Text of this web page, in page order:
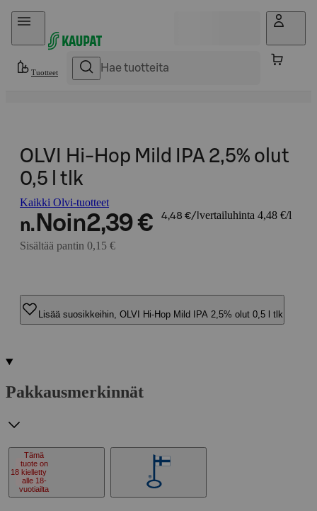
Hyppää sisältöön
Tuotteet
OLVI Hi-Hop Mild IPA 2,5% olut
0,5 l tlk
Kaikki Olvi-tuotteet
n. Noin2,39 € 4,48 €/l vertailuhinta 4,48 €/l
Sisältää pantin 0,15 €
Lisää suosikkeihin, OLVI Hi-Hop Mild IPA 2,5% olut 0,5 l tlk
Pakkausmerkinnät
18
Tämä
tuote on
kielletty
alle 18-
vuotiailta